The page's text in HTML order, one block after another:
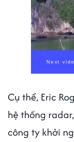
Next
Cụ thể, Eric
hệ thống
công ty khởi